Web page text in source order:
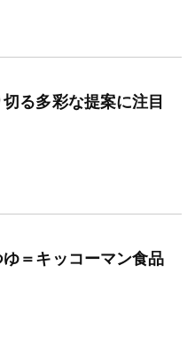
る多彩な提案に注目
ゆ＝キッコーマン食品